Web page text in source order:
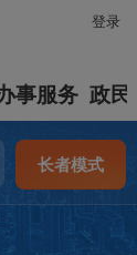
登录
事服务 政民
长者模式